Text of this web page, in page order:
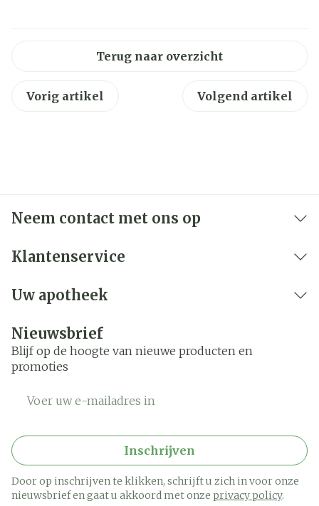
Terug naar overzicht
Vorig artikel Volgend artikel
Neem contact met ons op
Klantenservice
Uw apotheek
Nieuwsbrief
Blijf op de hoogte van nieuwe producten en
promoties
Inschrijven
Door op inschrijven te klikken, schrijft u zich in voor onze
nieuwsbrief en gaat u akkoord met onze privacy policy.